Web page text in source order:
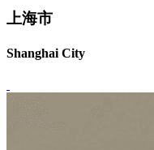
上海市
Shanghai City